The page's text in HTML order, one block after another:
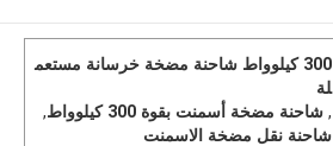
300 كيلوواط شاحنة مضخة خرسانة مستعم
لة
,شاحنة مضخة أسمنت بقوة 300 كيلوواط
,
شاحنة نقل مضخة الاسمنت